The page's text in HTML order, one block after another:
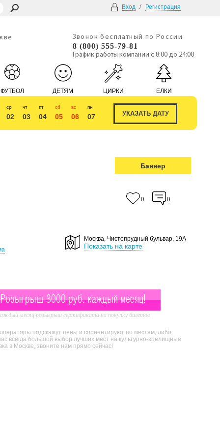
Вход / Регистрация
Звонок бесплатный по России
8 (800) 555-79-81
График работы компании с 8:00 до 24:00
ФУТБОЛ ДЕТЯМ ЦИРКИ ЕЛКИ
ср
02
чт
03
пт
04
сб
05
вс
06
пн
07
Баннер
0 0
Москва, Чистопрудный бульвар, 19А
Показать на карте
Розыгрыш 3000 руб. каждый месяц!
месяц розыгрыш сертификата на покупку билетов
подскажут цены и сориентируют по местам, либо
всегда большой выбор лучших мест на культурно-зрелищные
в Москве, звоните нам прямо сейчас!